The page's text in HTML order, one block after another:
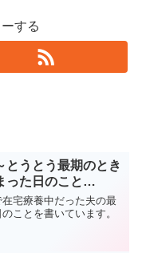
する
とうとう最期のとき
った日のこと…
宅療養中だった夫の最
ことを書いています。